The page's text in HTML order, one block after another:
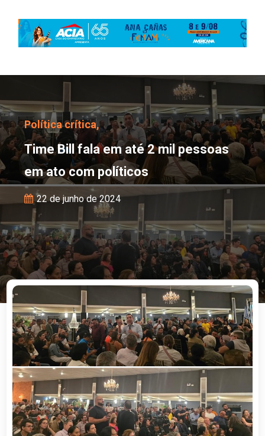
Time Bill fala em até 2
Política crítica,
Time Bill fala em até 2 mil pessoas
em ato com políticos
22 de junho de 2024